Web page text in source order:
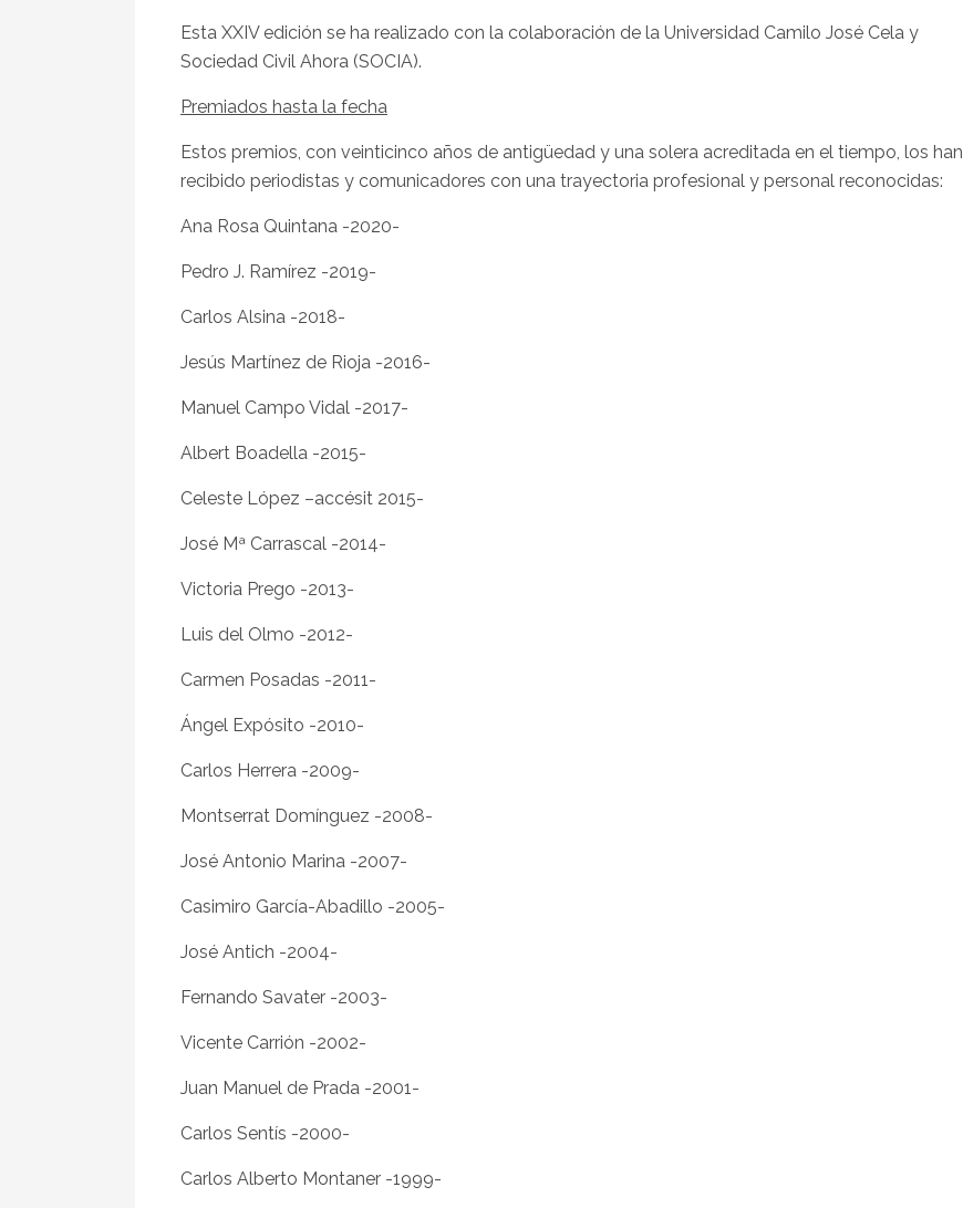
Esta XXIV edición se ha realizado con la colaboración de la Universidad Camilo José Cela y
Sociedad Civil Ahora (SOCIA).
Premiados hasta la fecha
Estos premios, con veinticinco años de antigüedad y una solera acreditada en el tiempo, los han
recibido periodistas y comunicadores con una trayectoria profesional y personal reconocidas:
Ana Rosa Quintana -2020-
Pedro J. Ramírez -2019-
Carlos Alsina -2018-
Jesús Martínez de Rioja -2016-
Manuel Campo Vidal -2017-
Albert Boadella -2015-
Celeste López –accésit 2015-
José Mª Carrascal -2014-
Victoria Prego -2013-
Luis del Olmo -2012-
Carmen Posadas -2011-
Ángel Expósito -2010-
Carlos Herrera -2009-
Montserrat Domínguez -2008-
José Antonio Marina -2007-
Casimiro García-Abadillo -2005-
José Antich -2004-
Fernando Savater -2003-
Vicente Carrión -2002-
Juan Manuel de Prada -2001-
Carlos Sentís -2000-
Carlos Alberto Montaner -1999-